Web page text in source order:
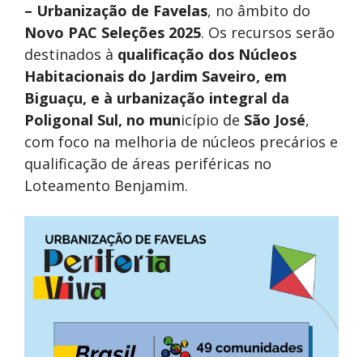
– Urbanização de Favelas, no âmbito do
Novo PAC Seleções 2025. Os recursos serão
destinados à qualificação dos Núcleos
Habitacionais do Jardim Saveiro, em
Biguaçu, e à urbanização integral da
Poligonal Sul, no município de São José,
com foco na melhoria de núcleos precários e
qualificação de áreas periféricas no
Loteamento Benjamim.